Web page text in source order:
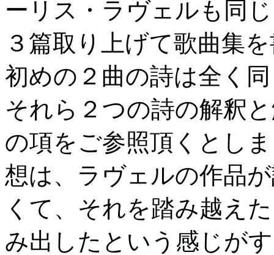
ーリス・ラヴェルも同
３篇取り上げて歌曲集
初めの２曲の詩は全く
それら２つの詩の解釈
の項をご参照頂くとし
想は、ラヴェルの作品
くて、それを踏み越え
み出したという感じが